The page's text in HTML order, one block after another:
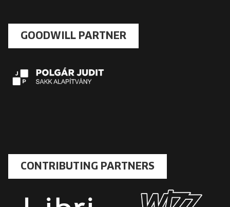
GOODWILL PARTNER
CONTRIBUTING PARTNERS